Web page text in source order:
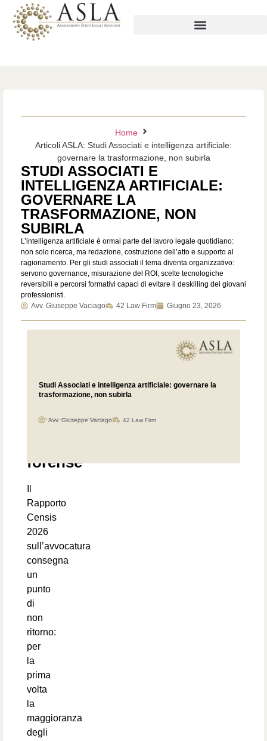
Home
Articoli ASLA: Studi Associati e intelligenza artificiale:
governare la trasformazione, non subirla
STUDI ASSOCIATI E
INTELLIGENZA ARTIFICIALE:
GOVERNARE LA
TRASFORMAZIONE, NON
SUBIRLA
L’intelligenza artificiale è ormai parte del lavoro legale quotidiano:
non solo ricerca, ma redazione, costruzione dell’atto e supporto al
ragionamento. Per gli studi associati il tema diventa organizzativo:
servono governance, misurazione del ROI, scelte tecnologiche
reversibili e percorsi formativi capaci di evitare il deskilling dei giovani
professionisti.
Avv. Giuseppe Vaciago
42 Law Firm Giugno 23, 2026
dell’intelligenza
artificiale
nella
forense
Rapporto
Censis
2026
sull’avvocatura
consegna
un
punto
di
non
ritorno:
per
la
prima
volta
la
maggioranza
degli
Studi Associati e intelligenza artificiale: governare la
trasformazione, non subirla
Avv. Giuseppe Vaciago 42 Law Firm